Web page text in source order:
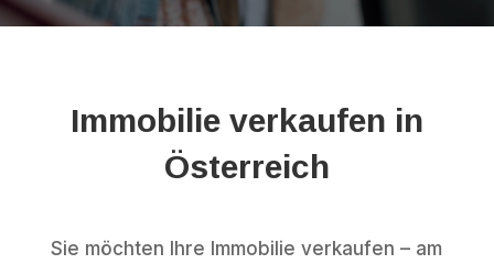
Immobilie verkaufen in
Österreich
Sie möchten Ihre Immobilie verkaufen – am